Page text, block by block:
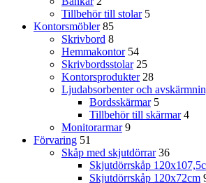
Tillbehör till stolar 5
Kontorsmöbler 85
Skrivbord 8
Hemmakontor 54
Skrivbordsstolar 25
Kontorsprodukter 28
Ljudabsorbenter och
Bordsskärmar 5
Tillbehör till skärmar 4
Monitorarmar 9
Förvaring 51
Skåp med skjutdörrar 36
Skjutdörrskåp
Skjutdörrskåp 120x72cm